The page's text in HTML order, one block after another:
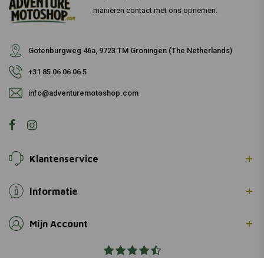
manieren contact met ons opnemen.
Gotenburgweg 46a, 9723 TM Groningen (The Netherlands)
+31 85 06 06 06 5
info@adventuremotoshop.com
Klantenservice
Informatie
Mijn Account